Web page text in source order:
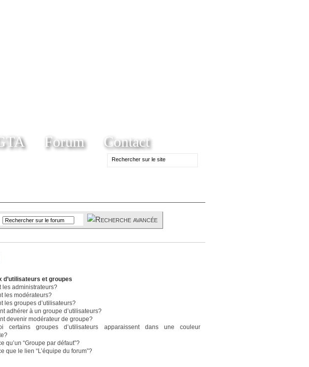
Forum Contact
d’utilisateurs et groupes
les administrateurs?
les modérateurs?
les groupes d’utilisateurs?
adhérer à un groupe d’utilisateurs?
devenir modérateur de groupe?
certains groupes d’utilisateurs apparaissent dans une couleur
qu’un “Groupe par défaut”?
que le lien “L’équipe du forum”?